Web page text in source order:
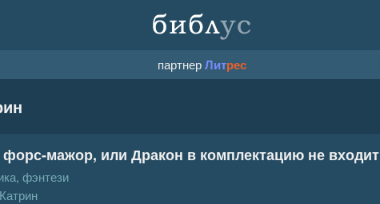
партнерЛитрес
мажор, или Дракон в комплектацию не входит
фэнтези